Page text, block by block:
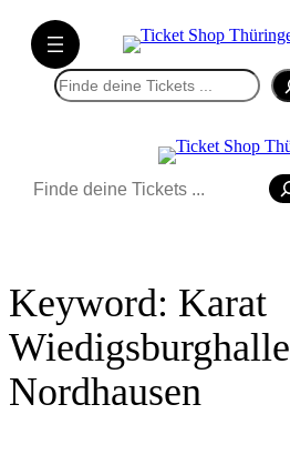
Direkt
zum
Inhalt
wechseln
Suchen
Suchen
Keyword: Karat
Wiedigsburghalle
Nordhausen